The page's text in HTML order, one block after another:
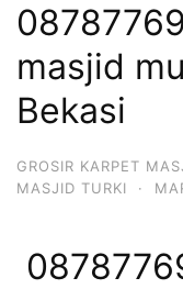
masjid
Bekasi
GROSIR KARPET
MASJID TURKI
·